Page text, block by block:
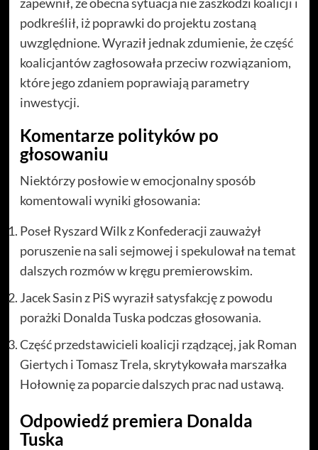
podkreślił, iż poprawki do projektu zostaną
uwzględnione. Wyraził jednak zdumienie, że część
koalicjantów zagłosowała przeciw rozwiązaniom,
które jego zdaniem poprawiają parametry
inwestycji.
Komentarze polityków po
głosowaniu
Niektórzy posłowie w emocjonalny sposób
komentowali wyniki głosowania:
Poseł Ryszard Wilk z Konfederacji zauważył
poruszenie na sali sejmowej i spekulował na temat
dalszych rozmów w kręgu premierowskim.
Jacek Sasin z PiS wyraził satysfakcję z powodu
porażki Donalda Tuska podczas głosowania.
Część przedstawicieli koalicji rządzącej, jak Roman
Giertych i Tomasz Trela, skrytykowała marszałka
Hołownię za poparcie dalszych prac nad ustawą.
Odpowiedź premiera Donalda
Tuska